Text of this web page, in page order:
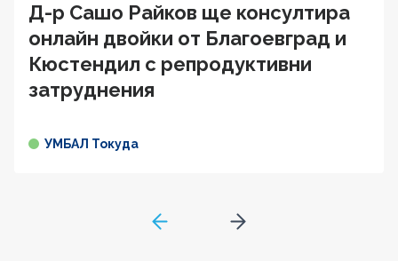
Д-р Сашо Райков ще консултира
онлайн двойки от Благоевград и
Кюстендил с репродуктивни
затруднения
УМБАЛ Токуда
GoToPreviousPage
Go to next page